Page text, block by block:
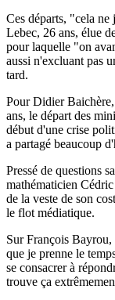
Ces départs, "cela ne
Lebec, 26 ans, élue
pour laquelle "on
aussi n'excluant pas
tard.
Pour Didier
ans, le départ des
début d'une crise
a partagé beaucoup
Pressé de questions
mathématicien
de la veste de son
le flot médiatique.
Sur François
que je prenne le
se consacrer à
trouve ça